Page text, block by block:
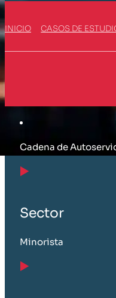
INICIO CASOS DE
Cadena de
Sector
Minorista